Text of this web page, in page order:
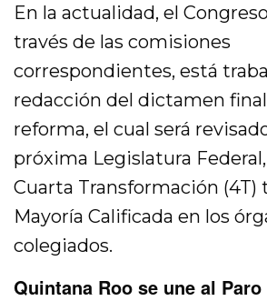
En la actualidad, el
través de las comisiones
correspondientes, está
redacción del dictamen
reforma, el cual será
próxima Legislatura
Cuarta Transformación (4T)
Mayoría Calificada en los
colegiados.
Quintana Roo se une al